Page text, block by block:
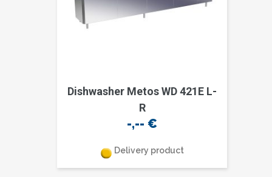
Dishwasher Metos WD 421E L-
R
-,-- €
Delivery product